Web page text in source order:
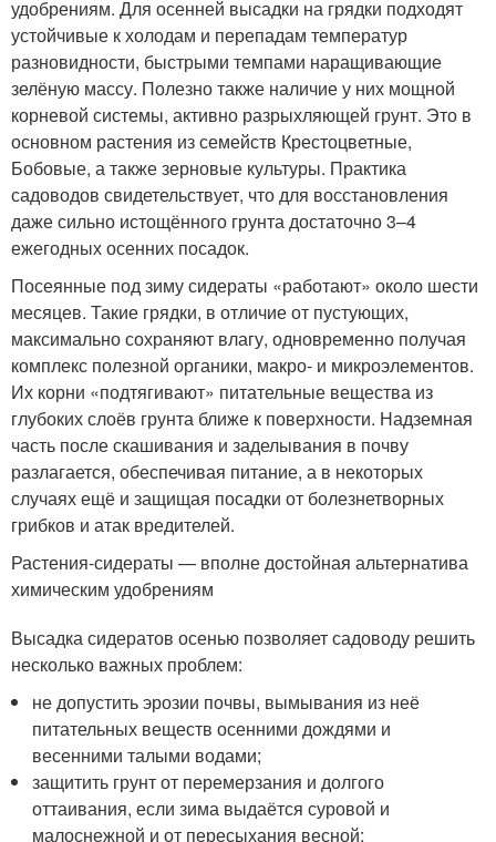
удобрениям. Для осенней высадки на грядки подходят
устойчивые к холодам и перепадам температур
разновидности, быстрыми темпами наращивающие
зелёную массу. Полезно также наличие у них мощной
корневой системы, активно разрыхляющей грунт. Это в
основном растения из семейств Крестоцветные,
Бобовые, а также зерновые культуры. Практика
садоводов свидетельствует, что для восстановления
даже сильно истощённого грунта достаточно 3–4
ежегодных осенних посадок.
Посеянные под зиму сидераты «работают» около шести
месяцев. Такие грядки, в отличие от пустующих,
максимально сохраняют влагу, одновременно получая
комплекс полезной органики, макро- и микроэлементов.
Их корни «подтягивают» питательные вещества из
глубоких слоёв грунта ближе к поверхности. Надземная
часть после скашивания и заделывания в почву
разлагается, обеспечивая питание, а в некоторых
случаях ещё и защищая посадки от болезнетворных
грибков и атак вредителей.
Растения-сидераты — вполне достойная альтернатива
химическим удобрениям
Высадка сидератов осенью позволяет садоводу решить
несколько важных проблем:
не допустить эрозии почвы, вымывания из неё
питательных веществ осенними дождями и
весенними талыми водами;
защитить грунт от перемерзания и долгого
оттаивания, если зима выдаётся суровой и
малоснежной и от пересыхания весной;